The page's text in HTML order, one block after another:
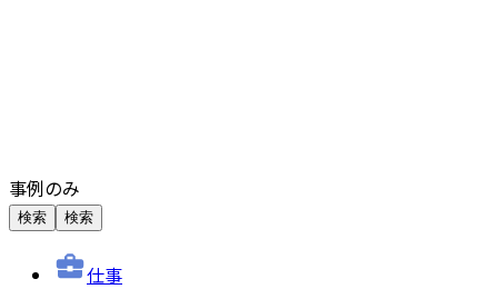
事例のみ
検索 検索
仕事